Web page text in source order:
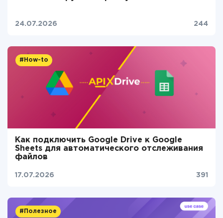
24.07.2026 244
#How-to
Как подключить Google Drive к Google
Sheets для автоматического отслеживания
файлов
17.07.2026 391
#Полезное